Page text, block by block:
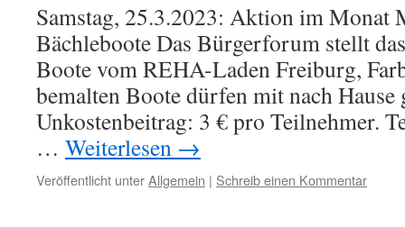
Samstag, 25.3.2023: Aktion im Monat
Bächleboote Das Bürgerforum stellt
Boote vom REHA-Laden Freiburg,
bemalten Boote dürfen mit nach Hause
Unkostenbeitrag: 3 € pro Teilnehmer.
… Weiterlesen →
Veröffentlicht unterAllgemein | Schreib einen Kommentar